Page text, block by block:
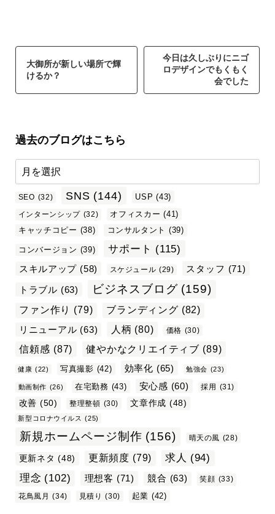
大御所が新しい場所で輝
けるか？
今日は久しぶりにニゴ
ロデザインでもくもく
会でした
過去のブログはこちら
SEO (32) SNS (144) USP (43)
インターンシップ (32) オフィスカー (41)
キャッチコピー (38) コンサルタント (39)
コンバージョン (39) サポート (115)
スキルアップ (58) スケジュール (29) スタッフ (71)
トラブル (63) ビジネスブログ (159)
ファン作り (79) ブランディング (82)
リニューアル (63) 人柄 (80) 価格 (30)
信頼感 (87) 健やかなクリエイティブ (89)
健康 (22) 写真撮影 (42) 効率化 (65) 勉強会 (23)
動画制作 (26) 在宅勤務 (43) 安心感 (60) 採用 (31)
改善 (50) 整理整頓 (30) 文章作成 (48)
新型コロナウイルス (25)
新規ホームページ制作 (156) 晴天の風 (28)
更新ネタ (48) 更新頻度 (79) 求人 (94)
理念 (102) 理想客 (71) 競合 (63) 笑顔 (33)
花鳥風月
(34) 見積り (30) 起業 (42)